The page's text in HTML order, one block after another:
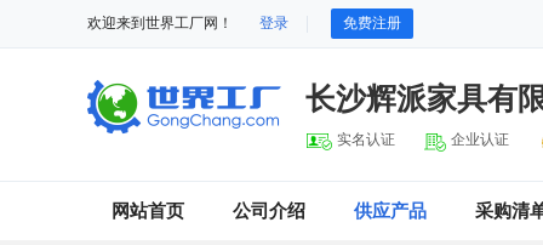
欢迎来到世界工厂网！ 登录 免费注册
长沙辉派家具有
实名认证 企业认证
网站首页 公司介绍 供应产品 采购清